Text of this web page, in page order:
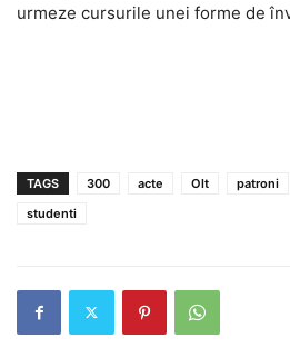
urmeze cursurile unei forme de
TAGS 300 acte Olt patroni
studenti